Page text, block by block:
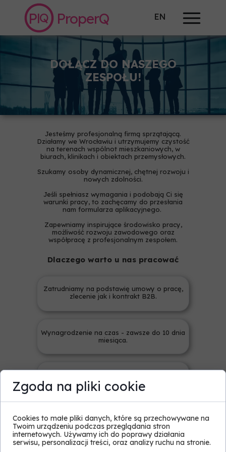
EN
|Q ProperQ
P
DOŁĄCZ DO NASZEGO
ZESPOŁU!
Wynagrodzenie na czas - zawsze do 10 dnia
miesiąca.
pod preferencje pracownika.
Dlaczego warto u nas pracować
Zatrudniamy na podstawię umowy o pracę,
zlecenie jak i kontrakt B2B.
Jesteśmy profesjonalną firmą sprzątającą.
Działamy we Wrocławiu i utrzymujemy czystość
na terenach wspólnot mieszkaniowych, w
biurach, klinikach i obiektach przemysłowych.
Szukamy osoby dynamicznej, chętnej rozwoju i
nowych zdolności.
Jeśli spełniasz wymagania i podobają Ci się
warunki pracy, to zachęcamy do przesłania
nam formularza aplikacyjnego.
Zapewniamy inspirujące środowisko pracy,
możliwość rozwoju zawodowego oraz
współpracę z profesjonalnym zespołem.
Aktualnie poszukujemy:
Zgoda na pliki cookie
Cookies to małe pliki danych, które są przechowywane na
Twoim urządzeniu podczas przeglądania stron
internetowych. Używamy ich do poprawy działania
serwisu, personalizacji treści, oraz analizy ruchu na stronie.